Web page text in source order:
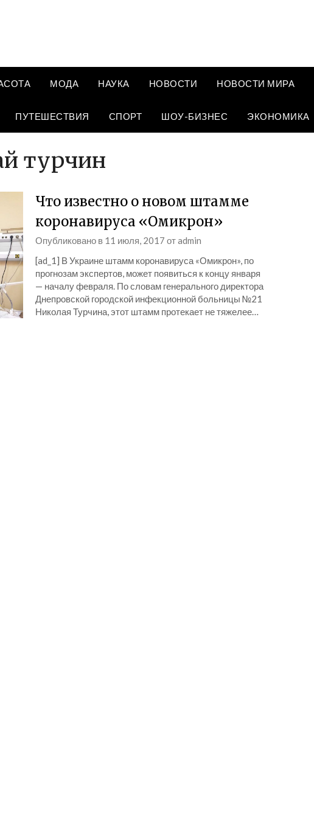
МОДА НАУКА НОВОСТИ НОВОСТИ МИРА
ПУТЕШЕСТВИЯ СПОРТ ШОУ-БИЗНЕС ЭКОНОМИКА
турчин
Что известно о новом штамме
коронавируса «Омикрон»
Опубликовано в 11 июля, 2017 отadmin
[ad_1] В Украине штамм коронавируса «Омикрон», по
прогнозам экспертов, может появиться к концу января
— началу февраля. По словам генерального директора
Днепровской городской инфекционной больницы №21
Николая Турчина, этот штамм протекает не тяжелее…